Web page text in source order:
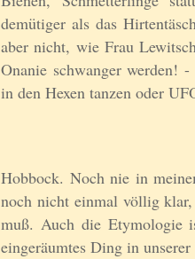
demütiger als das
aber nicht, wie Frau
Onanie schwanger werden!
in den Hexen tanzen oder
Hobbock. Noch nie in
noch nicht einmal völlig
muß. Auch die Etymologie
eingeräumtes Ding in